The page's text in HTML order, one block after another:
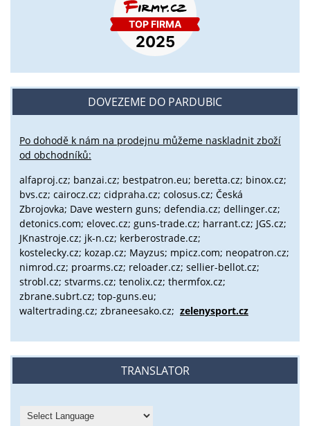
DOVEZEME DO PARDUBIC
Po dohodě k nám na prodejnu můžeme naskladnit zboží
od obchodníků:
alfaproj.cz; banzai.cz; bestpatron.eu; beretta.cz; binox.cz;
bvs.cz; cairocz.cz; cidpraha.cz; colosus.cz; Česká
Zbrojovka; Dave western guns; defendia.cz; dellinger.cz;
detonics.com; elovec.cz; guns-trade.cz; harrant.cz; JGS.cz;
JKnastroje.cz; jk-n.cz; kerberostrade.cz;
kostelecky.cz; kozap.cz; Mayzus; mpicz.com; neopatron.cz;
nimrod.cz; proarms.cz; reloader.cz; sellier-bellot.cz;
strobl.cz; stvarms.cz; tenolix.cz; thermfox.cz;
zbrane.subrt.cz; top-guns.eu;
waltertrading.cz; zbraneesako.cz; zelenysport.cz
TRANSLATOR